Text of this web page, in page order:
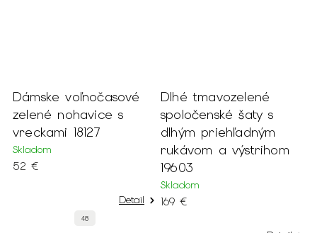
s
Dlhé tmavozelené
spoločenské šaty s
dlhým priehľadným
rukávom a výstrihom
Dlhé parížske
spoločenské
dlhým
rukávom a